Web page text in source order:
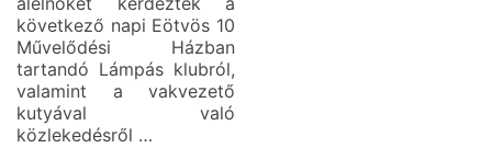
következő napi Eötvös 10
Művelődési Házban
tartandó Lámpás klubról,
valamint a vakvezető
kutyával való
közlekedésről …